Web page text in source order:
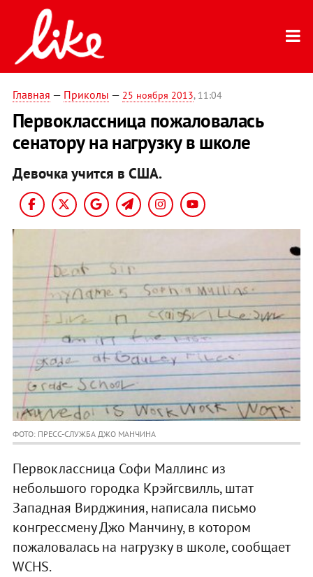
Главная — Приколы — 25 ноября 2013, 11:04
Первоклассница пожаловалась
сенатору на нагрузку в школе
Девочка учится в США.
ФОТО: ПРЕСС-СЛУЖБА ДЖО МАНЧИНА
Первоклассница Софи Маллинс из
небольшого городка Крэйгсвилль, штат
Западная Вирджиния, написала письмо
конгрессмену Джо Манчину, в котором
пожаловалась на нагрузку в школе, сообщает
WCHS.